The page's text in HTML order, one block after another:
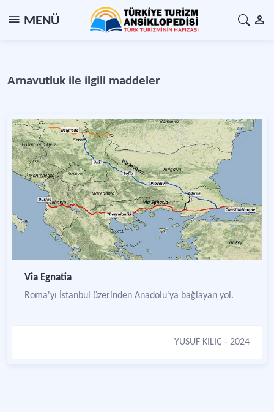
MENÜ
Arnavutluk ile ilgili maddeler
Via Egnatia
Roma'yı İstanbul üzerinden Anadolu'ya bağlayan yol.
YUSUF KILIÇ - 2024